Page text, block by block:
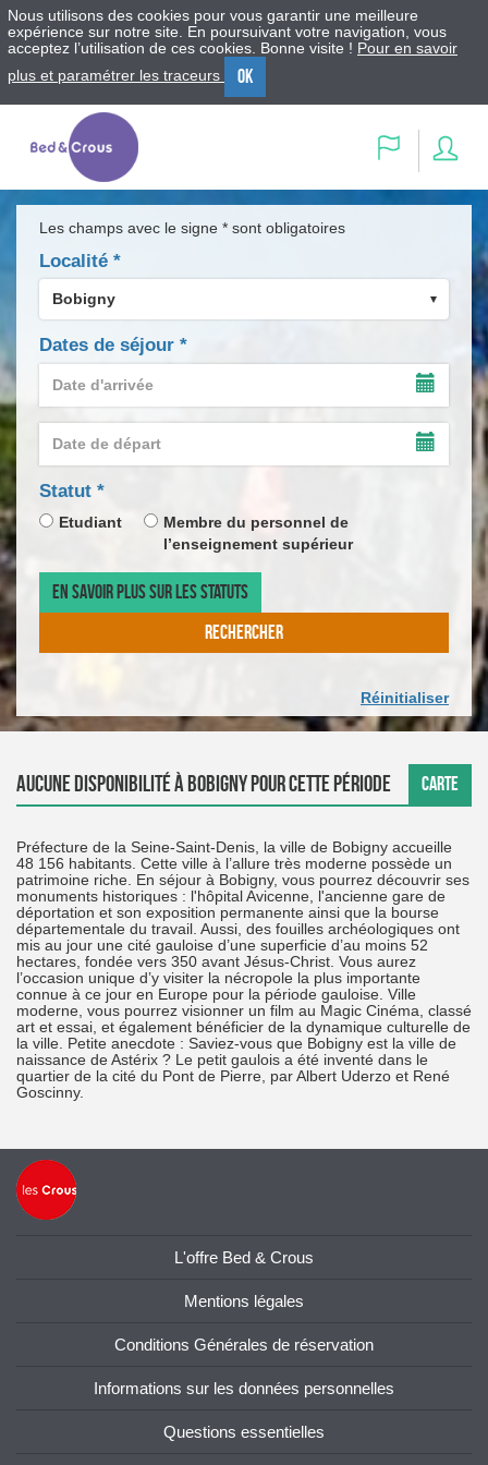
Nous utilisons des cookies pour vous garantir une meilleure
expérience sur notre site. En poursuivant votre navigation, vous
acceptez l’utilisation de ces cookies. Bonne visite ! Pour en savoir
plus et paramétrer les traceurs
OK
Langue
Les champs avec le signe * sont obligatoires
Localité *
Dates de séjour *
d'arrivée
LE
DE
SAISIE
de
*
SAISIE
DE
Statut *champ
obligatoire
Etudiant
Membre du personnel de
l’enseignement supérieur
EN SAVOIR PLUS SUR LES STATUTS
RECHERCHER
Réinitialiser
Aucune disponibilité à Bobigny pour cette période CARTE
Préfecture de la Seine-Saint-Denis, la ville de Bobigny accueille
48 156 habitants. Cette ville à l’allure très moderne possède un
patrimoine riche. En séjour à Bobigny, vous pourrez découvrir ses
monuments historiques : l'hôpital Avicenne, l'ancienne gare de
déportation et son exposition permanente ainsi que la bourse
départementale du travail. Aussi, des fouilles archéologiques ont
mis au jour une cité gauloise d’une superficie d’au moins 52
hectares, fondée vers 350 avant Jésus-Christ. Vous aurez
l’occasion unique d’y visiter la nécropole la plus importante
connue à ce jour en Europe pour la période gauloise. Ville
moderne, vous pourrez visionner un film au Magic Cinéma, classé
art et essai, et également bénéficier de la dynamique culturelle de
la ville. Petite anecdote : Saviez-vous que Bobigny est la ville de
naissance de Astérix ? Le petit gaulois a été inventé dans le
quartier de la cité du Pont de Pierre, par Albert Uderzo et René
Goscinny.
L'offre Bed & Crous
Mentions légales
Conditions Générales de réservation
Informations sur les données personnelles
Questions essentielles